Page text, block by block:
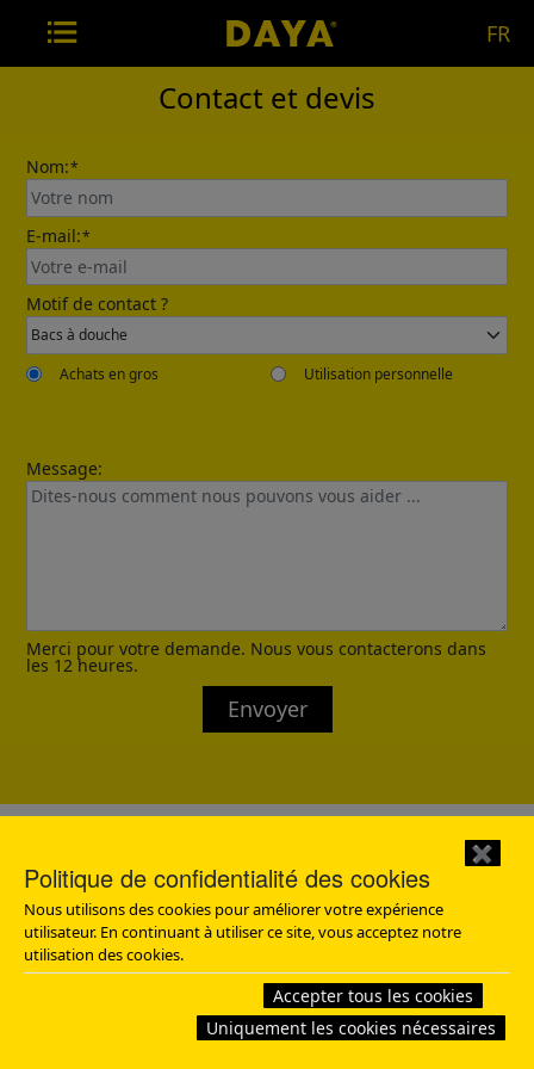
FR
Contact et devis
Nom:*
E-mail:*
Motif de contact ?
Achats en gros Utilisation personnelle
Message:
Merci pour votre demande. Nous vous contacterons dans
les 12 heures.
Envoyer
Obtenir un devis
✖
Politique de confidentialité des cookies
Nous utilisons des cookies pour améliorer votre expérience
utilisateur. En continuant à utiliser ce site, vous acceptez notre
utilisation des cookies.
Accepter tous les cookies
Uniquement les cookies nécessaires